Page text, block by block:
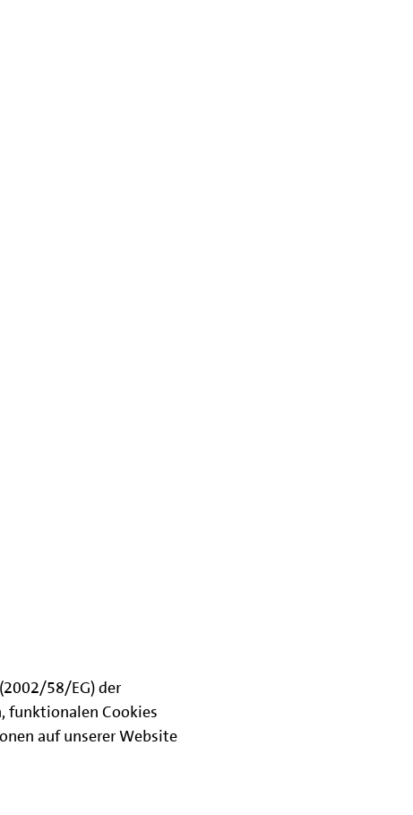
58/EG) der
funktionalen Cookies
auf unserer Website